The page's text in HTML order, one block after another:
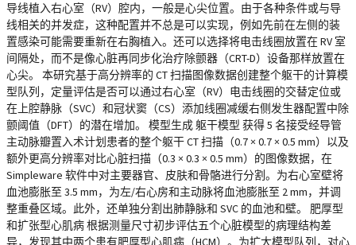
导线植入右心室（RV）腔内，一般是心尖位置。由于各种条件或与导
线相关的并发症，这种配置并不总是可以实现，例如先前在左侧的装
置感染可能需要重新在右胸植入。还可以选择将电击线圈放置在 RV 室
间隔处，而不是像心脏再同步化治疗除颤器（CRT-D）设备那样放置在
心尖。 本研究基于高分辨率的 CT 扫描图像数据创建整个躯干的计算模
型队列，定量评估是否可以通过右心室（RV）电击线圈的交替定位或
在上腔静脉（SVC）和冠状窦（CS）添加线圈减缓右侧发生器配置中除
颤阈值（DFT）的潜在增加。 模型生成 躯干模型 获得 5 名接受经导管
主动脉瓣置入术计划患者的整个躯干 CT 扫描（0.7 × 0.7 × 0.5 mm）以及
额外更高分辨率对比心脏扫描（0.3 × 0.3 × 0.5 mm）的图像数据，在
Simpleware 软件中对主要器官、皮肤和骨骼进行分割。为右心室壁将
血池膨胀至 3.5 mm，为左/右心房和主动脉将血池膨胀至 2 mm，并调
整重叠区域。此外，还单独分割出肺静脉和 SVC 的血池和壁。 肥厚型
和扩张型心肌病 根据测量尺寸初步评估五个心脏模型的病理结构差
异，发现其中两个患有肥厚型心肌病（HCM）。为扩大模型队列，对心